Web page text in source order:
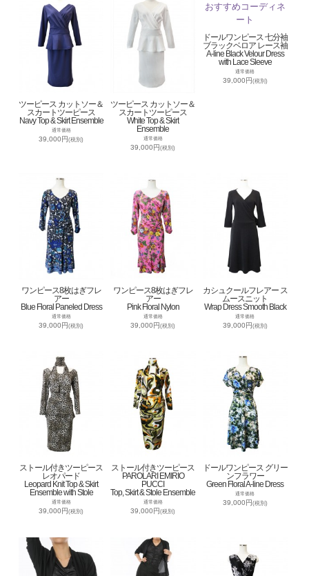
ツーピース カットソー＆
スカートツーピース
Navy Top & Skirt Ensemble
通常価格
39,000円(税別)
ツーピース カットソー＆
スカートツーピース
White Top & Skirt
Ensemble
通常価格
39,000円(税別)
ドールワンピース 七分袖
ブラックベロア レース袖
A-line Black Velour Dress
with Lace Sleeve
通常価格
39,000円(税別)
ワンピース8枚はぎフレ
アー
Blue Floral Paneled Dress
通常価格
39,000円(税別)
ワンピース8枚はぎフレ
アー
Pink Floral Nylon
通常価格
39,000円(税別)
カシュクールフレアー ス
ムースニット
Wrap Dress Smooth Black
通常価格
39,000円(税別)
ストール付きツーピース
レオパード
Leopard Knit Top & Skirt
Ensemble with Stole
通常価格
39,000円(税別)
ストール付きツーピース
PAROLARI EMIRIO
PUCCI
Top, Skirt & Stole Ensemble
通常価格
39,000円(税別)
ドールワンピース グリー
ンフラワー
Green Floral A-line Dress
通常価格
39,000円(税別)